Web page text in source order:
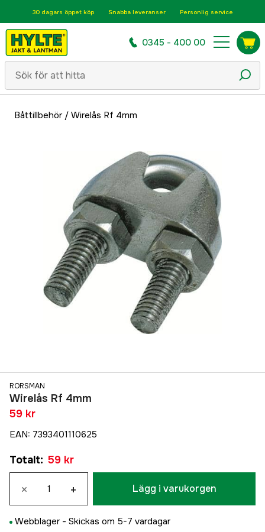
30 dagars öppet köp Snabba leveranser Personlig service
0345 - 400 00
Båttillbehör/ Wirelås Rf 4mm
RORSMAN
Wirelås Rf 4mm
59 kr
EAN: 7393401110625
Totalt: 59 kr
× + Lägg i varukorgen
Webblager - Skickas om 5-7 vardagar